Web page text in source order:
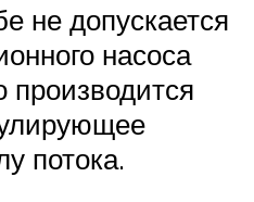
не допускается
насоса
производится
потока.